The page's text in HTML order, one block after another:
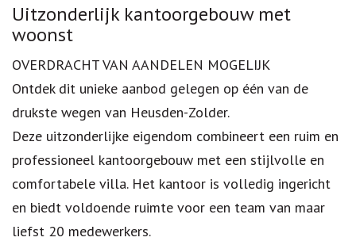
Omschrijving
Uitzonderlijk kantoorgebouw met
woonst
OVERDRACHT VAN AANDELEN MOGELIJK
Ontdek dit unieke aanbod gelegen op één van de
drukste wegen van Heusden-Zolder.
Deze uitzonderlijke eigendom combineert een ruim en
professioneel kantoorgebouw met een stijlvolle en
comfortabele villa. Het kantoor is volledig ingericht
en biedt voldoende ruimte voor een team van maar
liefst 20 medewerkers.